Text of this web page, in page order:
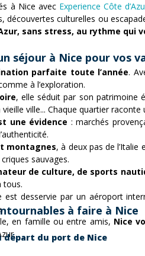
à Nice avec Experience Côte
découvertes culturelles ou
sans stress, au rythme qui
séjour à Nice pour vos
parfaite toute l’année.
à l’exploration.
, elle séduit par son patrimoine
ville... Chaque quartier
une évidence : marchés
montagnes, à deux pas de
sauvages.
de culture, de sports
tous.
est desservie par un aéroport
en famille ou entre amis, Nice
à faire à Nice
départ du port de Nice